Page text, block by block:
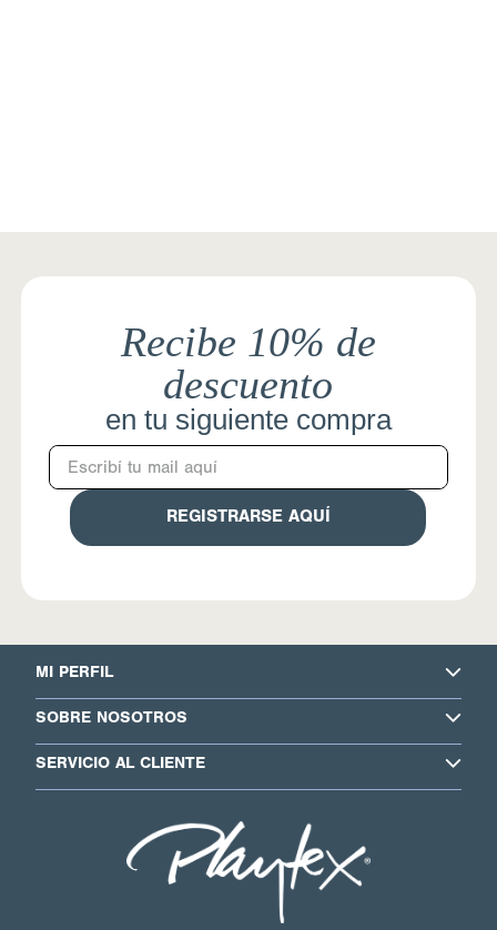
Recibe 10% de
descuento
en tu siguiente compra
REGISTRARSE AQUÍ
MI PERFIL
SOBRE NOSOTROS
SERVICIO AL CLIENTE